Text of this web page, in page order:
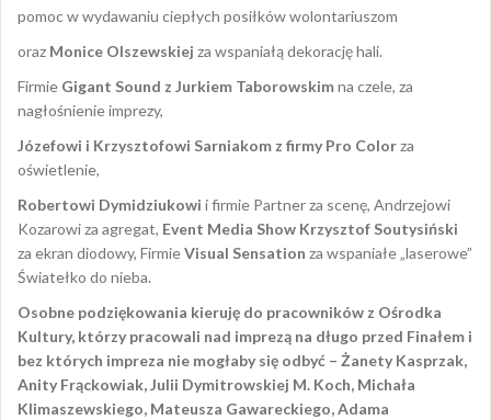
pomoc w wydawaniu ciepłych posiłków wolontariuszom
oraz Monice Olszewskiej za wspaniałą dekorację hali.
Firmie Gigant Sound z Jurkiem Taborowskimna czele, za
nagłośnienie imprezy,
Józefowi i Krzysztofowi Sarniakom z firmy Pro Colorza
oświetlenie,
Robertowi Dymidziukowi i firmie Partner za scenę, Andrzejowi
Kozarowi za agregat, Event Media Show Krzysztof Soutysiński
za ekran diodowy, FirmieVisual Sensation za wspaniałe „laserowe”
Światełko do nieba.
Osobne podziękowania kieruję do pracowników z Ośrodka
Kultury, którzy pracowali nad imprezą na długo przed Finałem i
bez których impreza nie mogłaby się odbyć – Żanety Kasprzak,
Anity Frąckowiak, Julii Dymitrowskiej M. Koch, Michała
Klimaszewskiego, Mateusza Gawareckiego, Adama